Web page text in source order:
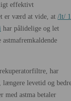
effektivt
er værd at vide, at /lt/
har pålidelige og let
har
levetid og
med astma betaler